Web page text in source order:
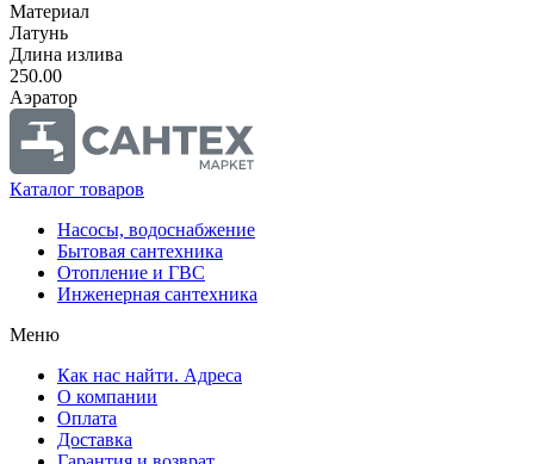
Материал
Латунь
Длина излива
250.00
Аэратор
Каталог товаров
Насосы, водоснабжение
Бытовая сантехника
Отопление и ГВС
Инженерная сантехника
Меню
Как нас найти. Адреса
О компании
Оплата
Доставка